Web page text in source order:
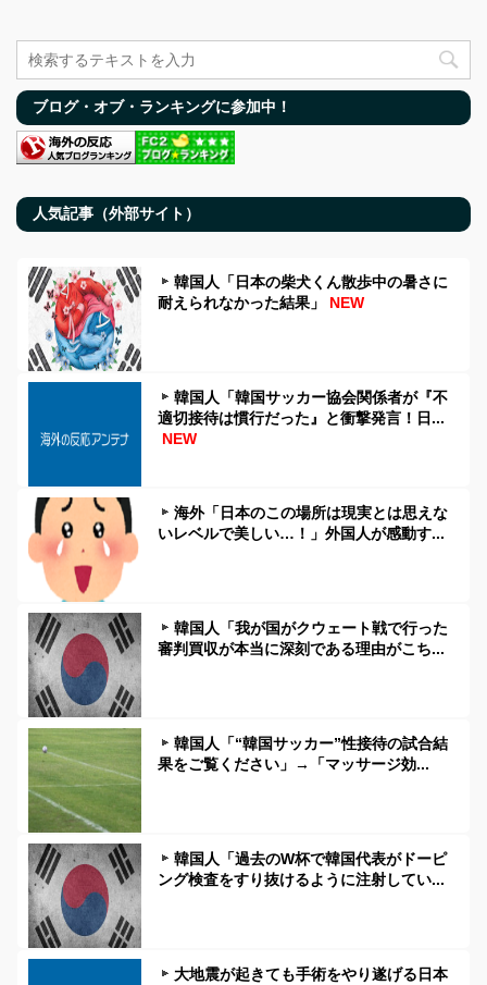
ブログ・オブ・ランキングに参加中！
人気記事（外部サイト）
韓国人「日本の柴犬くん散歩中の暑さに
耐えられなかった結果」
NEW
韓国人「韓国サッカー協会関係者が『不
適切接待は慣行だった』と衝撃発言！日...
NEW
海外「日本のこの場所は現実とは思えな
いレベルで美しい…！」外国人が感動す...
韓国人「我が国がクウェート戦で行った
審判買収が本当に深刻である理由がこち...
韓国人「“韓国サッカー”性接待の試合結
果をご覧ください」→「マッサージ効...
韓国人「過去のW杯で韓国代表がドーピ
ング検査をすり抜けるように注射してい...
大地震が起きても手術をやり遂げる日本